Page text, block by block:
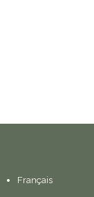
Français